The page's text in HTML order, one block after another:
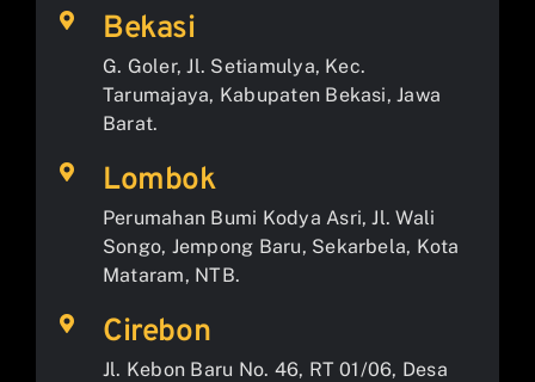
Bekasi
G. Goler, Jl. Setiamulya, Kec.
Tarumajaya, Kabupaten Bekasi, Jawa
Barat.
Lombok
Perumahan Bumi Kodya Asri, Jl. Wali
Songo, Jempong Baru, Sekarbela, Kota
Mataram, NTB.
Cirebon
Jl. Kebon Baru No. 46, RT 01/06, Desa